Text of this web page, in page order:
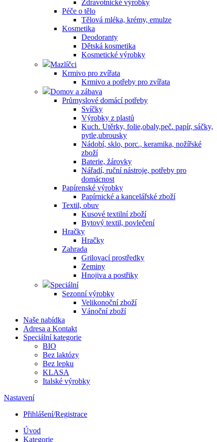
Zdravotnické výrobky
Péče o tělo
Tělová mléka, krémy, emulze
Kosmetika
Deodoranty
Dětská kosmetika
Kosmetické výrobky
Mazlíčci
Krmivo pro zvířata
Krmivo a potřeby pro zvířata
Domov a zábava
Průmyslové domácí potřeby
Svíčky
Výrobky z plastů
Kuch. Utěrky, folie,obaly,peč. papír, sáčky,
pytle,ubrousky
Nádobí, sklo, porc., keramika, nožířské
zboží
Baterie, žárovky
Nářadí, ruční nástroje, potřeby pro
domácnost
Papírenské výrobky
Papírnické a kancelářské zboží
Textil, obuv
Kusové textilní zboží
Bytový textil, povlečení
Hračky
Hračky
Zahrada
Grilovací prostředky
Zeminy
Hnojiva a postřiky
Speciální
Sezonní výrobky
Velikonoční zboží
Vánoční zboží
Naše nabídka
Adresa a Kontakt
Speciální kategorie
BIO
Bez laktózy
Bez lepku
KLASA
Italské výrobky
Nastavení
Přihlášení/Registrace
Úvod
Kategorie